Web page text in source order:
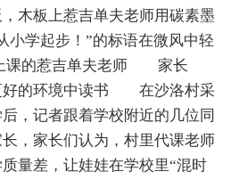
木板上惹吉单夫老师用碳素墨
小学起步！”的标语在微风中轻
课的惹吉单夫老师 家长
的环境中读书 在沙洛村采
，记者跟着学校附近的几位同
，家长们认为，村里代课老师
量差，让娃娃在学校里“混时